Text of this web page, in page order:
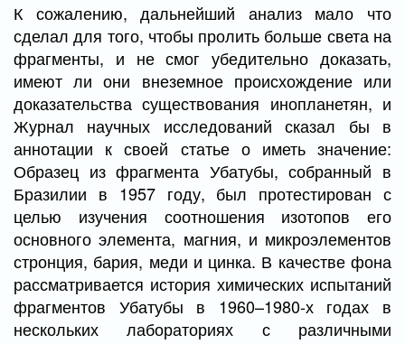
К сожалению, дальнейший анализ мало что
сделал для того, чтобы пролить больше света на
фрагменты, и не смог убедительно доказать,
имеют ли они внеземное происхождение или
доказательства существования инопланетян, и
Журнал научных исследований сказал бы в
аннотации к своей статье о иметь значение:
Образец из фрагмента Убатубы, собранный в
Бразилии в 1957 году, был протестирован с
целью изучения соотношения изотопов его
основного элемента, магния, и микроэлементов
стронция, бария, меди и цинка. В качестве фона
рассматривается история химических испытаний
фрагментов Убатубы в 1960–1980-х годах в
нескольких лабораториях с различными